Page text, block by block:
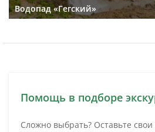
Водопад «Гегский»
Помощь в подборе
Сложно выбрать? Оставьте